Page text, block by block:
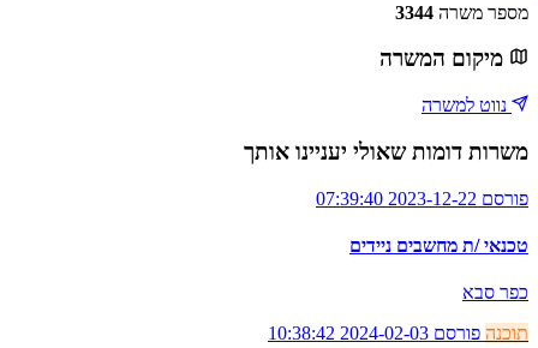
מספר משרה 3344
מיקום המשרה
נווט למשרה
משרות דומות שאולי יעניינו אותך
פורסם 2023-12-22 07:39:40
טכנאי /ת מחשבים ניידים
כפר סבא
תוכנה פורסם 2024-02-03 10:38:42